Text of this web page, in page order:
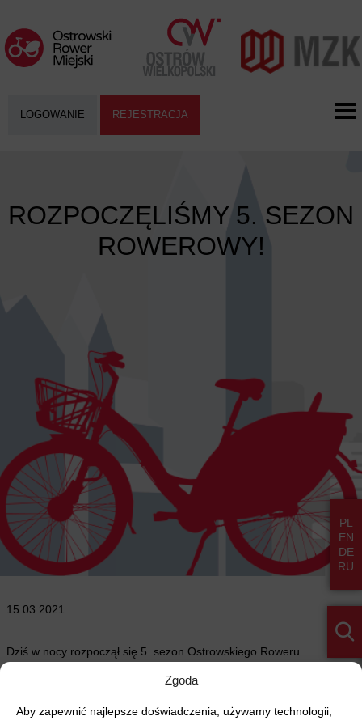
Zgoda
Aby zapewnić najlepsze doświadczenia, używamy technologii,
LOGOWANIE REJESTRACJA
ROZPOCZĘLIŚMY 5. SEZON
ROWEROWY!
15.03.2021
Dziś w nocy rozpoczął się 5. sezon Ostrowskiego Roweru
jednośladów umiejscowionych przy 13 stacjach rowerowych – wciąż
dostępne są rowery cargo do zadań specjalnych.
PL
EN
DE
RU